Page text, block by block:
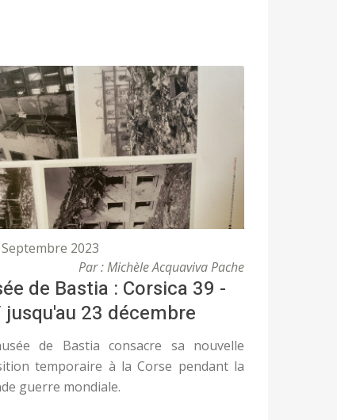
2023
Par : Michèle Acquaviva Pache
de Bastia : Corsica 39 -
23 décembre
de Bastia consacre sa nouvelle
temporaire à la Corse pendant la
guerre mondiale.